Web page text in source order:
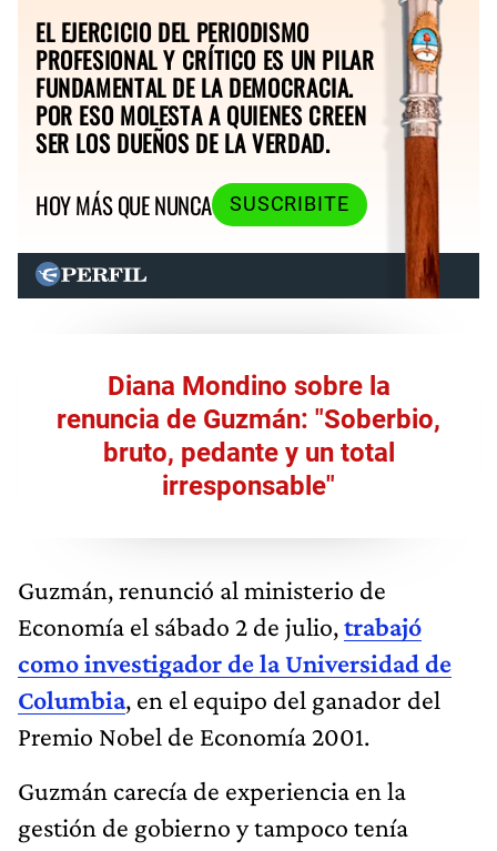
EL EJERCICIO DEL PERIODISMO
PROFESIONAL Y CRÍTICO ES UN PILAR
FUNDAMENTAL DE LA DEMOCRACIA.
POR ESO MOLESTA A QUIENES CREEN
SER LOS DUEÑOS DE LA VERDAD.
HOY MÁS QUE NUNCA
SUSCRIBITE
Diana Mondino sobre la
renuncia de Guzmán: "Soberbio,
bruto, pedante y un total
irresponsable"
Guzmán, renunció al ministerio de
Economía el sábado 2 de julio,trabajó
como investigador de la Universidad de
Columbia, en el equipo del ganador del
Premio Nobel de Economía 2001.
Guzmán carecía de experiencia en la
gestión de gobierno y tampoco tenía